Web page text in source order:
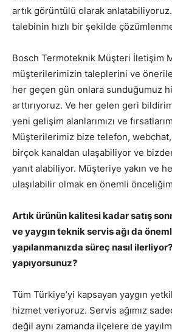
artık görüntülü olarak
talebinin hızlı bir şekilde
Bosch Termoteknik Müşteri İletişim
müşterilerimizin taleplerini ve
her geçen gün onlara sunduğumuz
arttırıyoruz. Ve her gelen geri
yeni gelişim alanlarımızı ve
Müşterilerimiz bize telefon,
birçok kanaldan ulaşabiliyor ve
yanıt alabiliyor. Müşteriye yakın ve
ulaşılabilir olmak en önemli
Artık ürünün kalitesi kadar satış
ve yaygın teknik servis ağı da
yapılanmanızda süreç nasıl
yapıyorsunuz?
Tüm Türkiye’yi kapsayan yaygın
hizmet veriyoruz. Servis ağımız
değil aynı zamanda ilçelere de